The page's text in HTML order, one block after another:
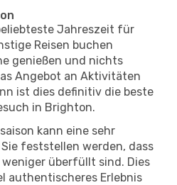
Jahreszeit für
Reisen buchen
genießen und nichts
Angebot an Aktivitäten
ist dies definitiv die beste
in Brighton.
kann eine sehr
feststellen werden, dass
überfüllt sind. Dies
authentischeres Erlebnis